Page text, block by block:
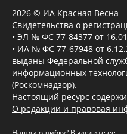
2026 © ИА Красная Весна
Свидетельства о
• ЭЛ № ФС 77-84377 от
• ИА № ФС 77-67948 от
выданы Федеральной
информационных
(Роскомнадзор).
Настоящий ресурс
О редакции и правовая